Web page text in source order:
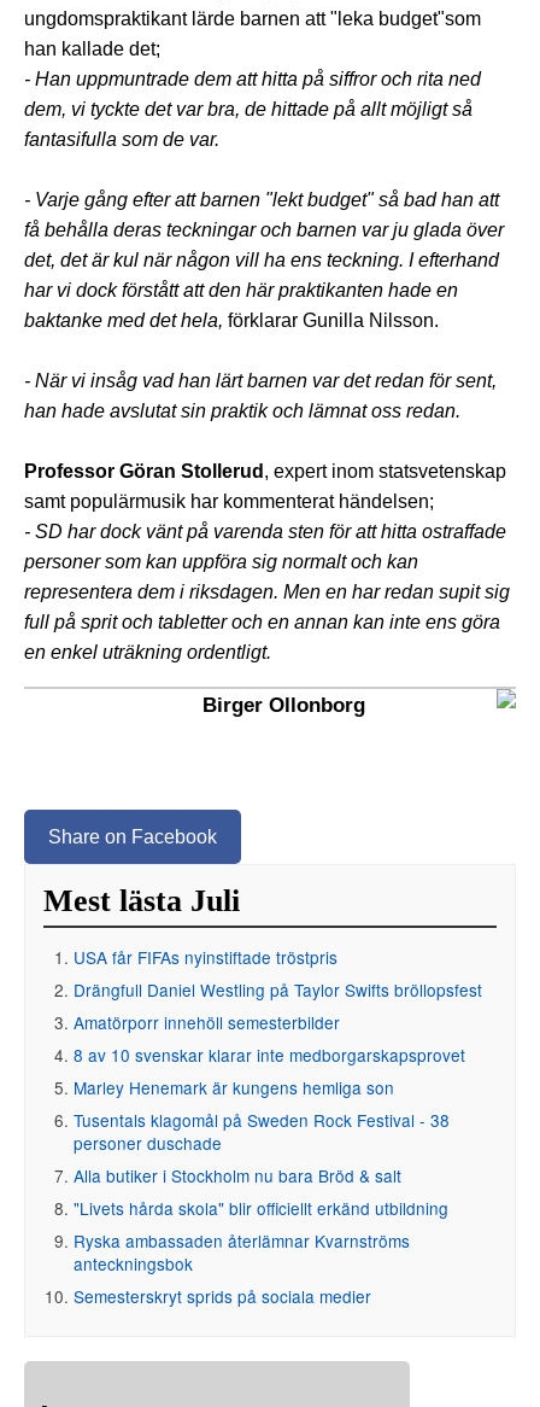
ungdomspraktikant lärde barnen att "leka budget"som
han kallade det;
- Han uppmuntrade dem att hitta på siffror och rita ned
dem, vi tyckte det var bra, de hittade på allt möjligt så
fantasifulla som de var.
- Varje gång efter att barnen "lekt budget" så bad han att
få behålla deras teckningar och barnen var ju glada över
det, det är kul när någon vill ha ens teckning. I efterhand
har vi dock förstått att den här praktikanten hade en
baktanke med det hela, förklarar Gunilla Nilsson.
- När vi insåg vad han lärt barnen var det redan för sent,
han hade avslutat sin praktik och lämnat oss redan.
Professor Göran Stollerud , expert inom statsvetenskap
samt populärmusik har kommenterat händelsen;
- SD har dock vänt på varenda sten för att hitta ostraffade
personer som kan uppföra sig normalt och kan
representera dem i riksdagen. Men en har redan supit sig
full på sprit och tabletter och en annan kan inte ens göra
en enkel uträkning ordentligt.
Birger Ollonborg
Share on Facebook
Mest lästa Juli
USA får FIFAs nyinstiftade tröstpris
Drängfull Daniel Westling på Taylor Swifts bröllopsfest
Amatörporr innehöll semesterbilder
8 av 10 svenskar klarar inte medborgarskapsprovet
Marley Henemark är kungens hemliga son
Tusentals klagomål på Sweden Rock Festival - 38
personer duschade
Alla butiker i Stockholm nu bara Bröd & salt
"Livets hårda skola" blir officiellt erkänd utbildning
Ryska ambassaden återlämnar Kvarnströms
anteckningsbok
Semesterskryt sprids på sociala medier